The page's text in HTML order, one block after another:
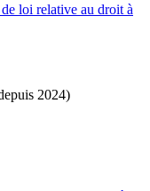
loi relative au droit à
2024)